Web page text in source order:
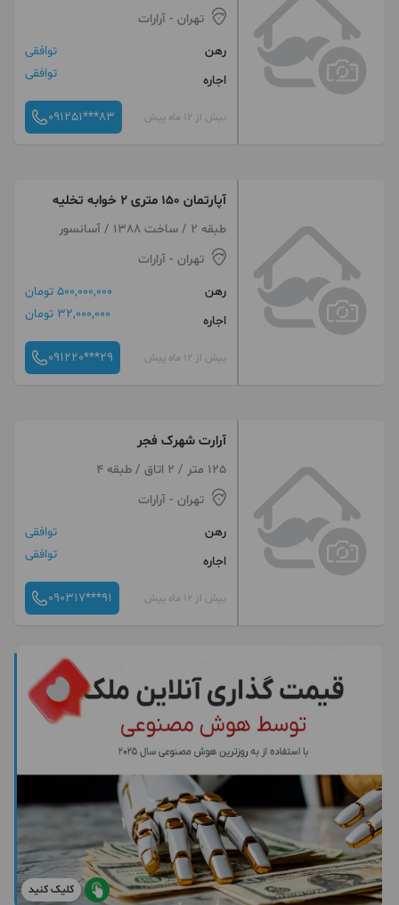
تهران - آرارات
رهن
توافقی
اجاره
توافقی
بیش از 12 ماه پیش 091251***83
آپارتمان ۱۵۰ متری ۲ خوابه تخلیه
طبقه 2 / ساخت 1388 / آسانسور
تهران - آرارات
رهن
500,000,000 تومان
اجاره
32,000,000 تومان
بیش از 12 ماه پیش 091220***29
آرارت شهرک فجر
125 متر / 2 اتاق / طبقه 4
تهران - آرارات
رهن
توافقی
اجاره
توافقی
بیش از 12 ماه پیش 090317***91
کلیک کنید